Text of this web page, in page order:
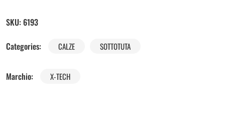
SKU: 6193
Categories:
CALZE SOTTOTUTA
Marchio: X-TECH